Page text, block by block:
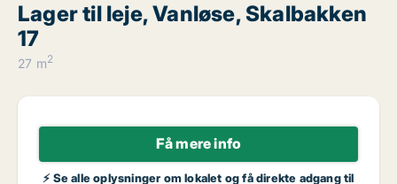
Lager til leje, Vanløse, Skalbakken
17
27 m2
Få mere info
⚡ Se alle oplysninger om lokalet og få direkte adgang til